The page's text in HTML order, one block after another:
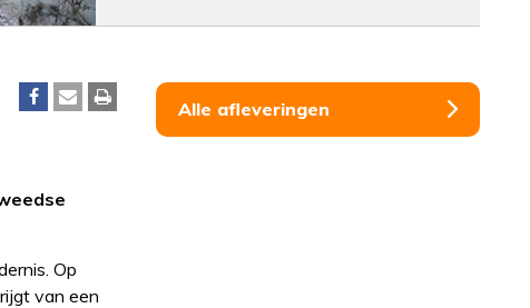
Op
van een
Alle afleveringen